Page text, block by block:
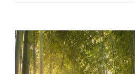
Provider ECM
Catalogo corsi